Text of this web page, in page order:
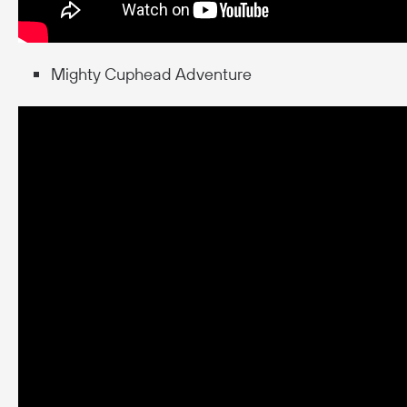
Mighty Cuphead Adventure